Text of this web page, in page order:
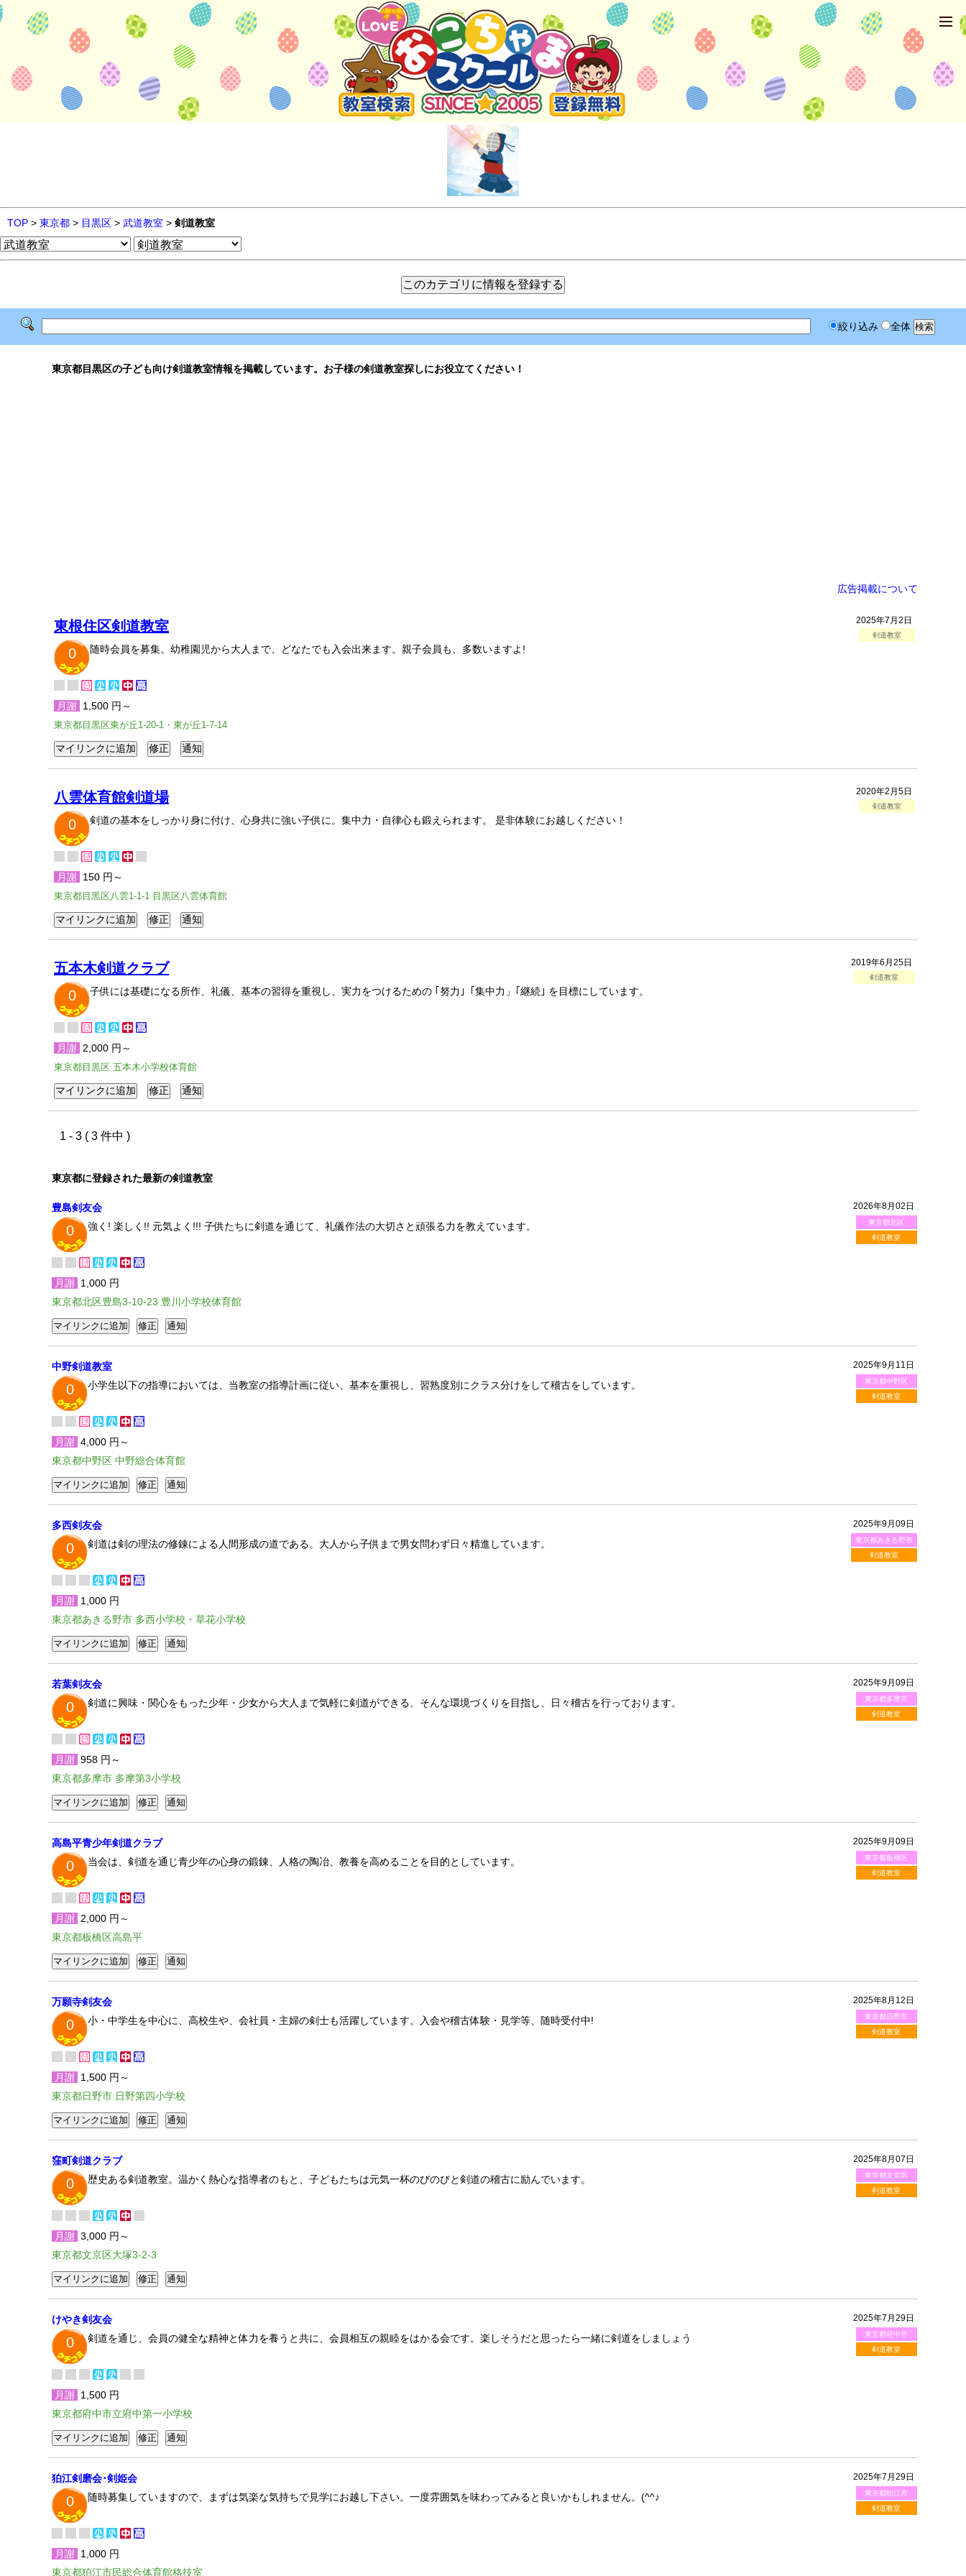
TOP > 東京都 > 目黒区 > 武道教室 > 剣道教室
絞り込み 全体
東京都目黒区の子ども向け剣道教室情報を掲載しています。お子様の剣道教室探しにお役立てください！
広告掲載について
2025年7月2日
剣道教室
東根住区剣道教室
0
随時会員を募集。幼稚園児から大人まで、どなたでも入会出来ます。親子会員も、多数いますよ!
月謝 1,500 円～
東京都目黒区東が丘1-20-1・東が丘1-7-14
2020年2月5日
剣道教室
八雲体育館剣道場
0
剣道の基本をしっかり身に付け、心身共に強い子供に。集中力・自律心も鍛えられます。 是非体験にお越しください！
月謝 150 円～
東京都目黒区八雲1-1-1 目黒区八雲体育館
2019年6月25日
剣道教室
五本木剣道クラブ
0
子供には基礎になる所作、礼儀、基本の習得を重視し、実力をつけるための ｢努力｣「集中力」｢継続｣ を目標にしています。
月謝 2,000 円～
東京都目黒区 五本木小学校体育館
1 - 3 ( 3 件中 )
東京都に登録された最新の剣道教室
2026年8月02日
東京都北区
剣道教室
豊島剣友会
0 強く! 楽しく!! 元気よく!!! 子供たちに剣道を通じて、礼儀作法の大切さと頑張る力を教えています。
月謝 1,000 円
東京都北区豊島3-10-23 豊川小学校体育館
2025年9月11日
東京都中野区
剣道教室
中野剣道教室
0 小学生以下の指導においては、当教室の指導計画に従い、基本を重視し、習熟度別にクラス分けをして稽古をしています。
月謝 4,000 円～
東京都中野区 中野総合体育館
2025年9月09日
東京都あきる野市
剣道教室
多西剣友会
0 剣道は剣の理法の修錬による人間形成の道である。大人から子供まで男女問わず日々精進しています。
月謝 1,000 円
東京都あきる野市 多西小学校・草花小学校
2025年9月09日
東京都多摩市
剣道教室
若葉剣友会
0 剣道に興味・関心をもった少年・少女から大人まで気軽に剣道ができる、そんな環境づくりを目指し、日々稽古を行っております。
月謝 958 円～
東京都多摩市 多摩第3小学校
2025年9月09日
東京都板橋区
剣道教室
高島平青少年剣道クラブ
0 当会は、剣道を通じ青少年の心身の鍛錬、人格の陶冶、教養を高めることを目的としています。
月謝 2,000 円～
東京都板橋区高島平
2025年8月12日
東京都日野市
剣道教室
万願寺剣友会
0 小・中学生を中心に、高校生や、会社員・主婦の剣士も活躍しています。入会や稽古体験・見学等、随時受付中!
月謝 1,500 円～
東京都日野市 日野第四小学校
2025年8月07日
東京都文京区
剣道教室
窪町剣道クラブ
0 歴史ある剣道教室。温かく熱心な指導者のもと、子どもたちは元気一杯のびのびと剣道の稽古に励んでいます。
月謝 3,000 円～
東京都文京区大塚3-2-3
2025年7月29日
東京都府中市
剣道教室
けやき剣友会
0 剣道を通じ、会員の健全な精神と体力を養うと共に、会員相互の親睦をはかる会です。楽しそうだと思ったら一緒に剣道をしましょう
月謝 1,500 円
東京都府中市立府中第一小学校
2025年7月29日
東京都狛江市
剣道教室
狛江剣磨会･剣姫会
0 随時募集していますので、まずは気楽な気持ちで見学にお越し下さい。一度雰囲気を味わってみると良いかもしれません。(^^♪
月謝 1,000 円
東京都狛江市民総合体育館格技室